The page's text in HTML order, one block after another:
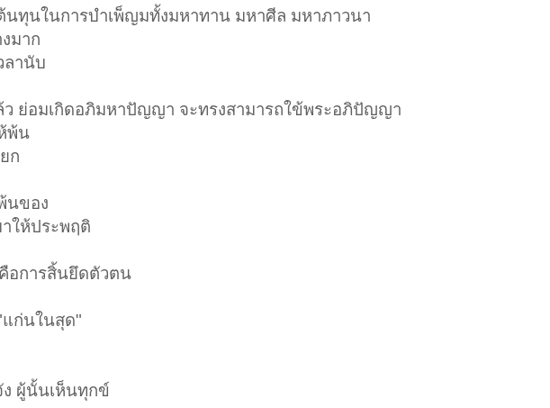
นทุนในการบำเพ็ญมทั้งมหาทาน มหาศีล มหาภาวนา
มาก
ลานับ
ว ย่อมเกิดอภิมหาปัญญา จะทรงสามารถใข้พระอภิปัญญา
พ้น
ก
นของ
ให้ประพฤติ
อการสิ้นยึดตัวตน
แก่นในสุด"
ผู้นั้นเห็นทุกข์